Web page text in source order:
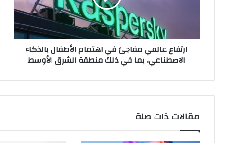
بما
الشرق
ارتفاع عالمي مفاجئ في اهتمام الأطفال بالذكاء
الاصطناعي، بما في ذلك منطقة الشرق الأوسط
مقالات ذات صلة